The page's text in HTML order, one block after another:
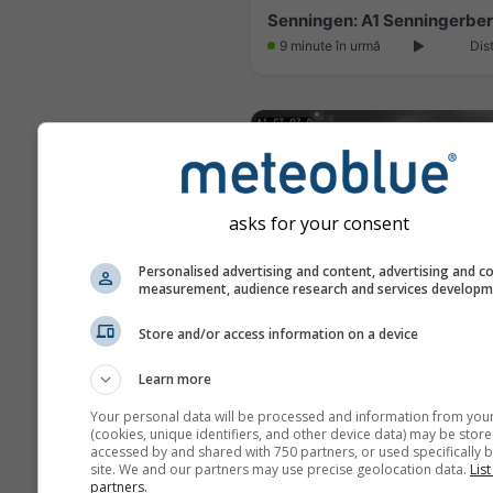
9 minute în urmă
11 minute în urmă
asks for your consent
Personalised advertising and content, advertising and
measurement, audience research and services
Store and/or access information on a device
Learn more
Your personal data will be processed and information from
(cookies, unique identifiers, and other device data) may be
accessed by and shared with 750 partners, or used specifically
site. We and our partners may use precise geolocation data.
partners.